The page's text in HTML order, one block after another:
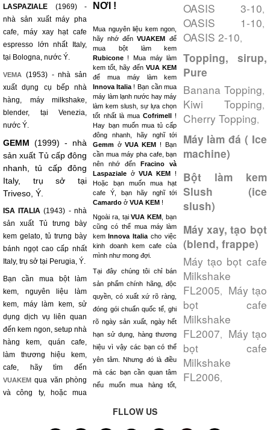
LASPAZIALE (1969) -
nhà sản xuất máy pha
cafe, máy xay hạt cafe
espresso lớn nhất Italy,
tại Bologna, nước Ý.
VEMA
(1953) - nhà sản
xuất dụng cụ bếp nhà
hàng, máy milkshake,
blender, tại Venezia,
nước Ý.
GEMM (1999) - nhà
sản xuất Tủ cấp đông
nhanh, tủ cấp đông
Italy, trụ sở tại
Triveso, Ý.
ISA ITALIA (1943) - nhà
sản xuất Tủ trưng bày
kem gelato, tủ trưng bày
bánh ngọt cao cấp nhất
Italy, trụ sở tại Perugia, Ý.
Bạn cần mua bột làm
kem, nguyên liệu làm
kem, máy làm kem, sử
dụng dịch vụ liên quan
đến kem ngon, setup nhà
hàng kem, quán cafe,
làm thương hiệu kem,
cafe, hãy tìm đến
VUAKEM qua văn phòng
và công ty, hoặc mua
NƠI !
Mua nguyên liệu kem ngon,
hãy nhớ đếnVUAKEM
để
mua bột làm kem
Rubicone ! Mua máy làm
kem tốt, hãy đếnVUA KEM
để mua máy làm kem
Innova Italia ! Bạn cần mua
máy làm lạnh nước hay máy
làm kem slush, sự lựa chọn
tốt nhất là muaCofrimell
!
Hay bạn muốn mua tủ cấp
đông nhanh, hãy nghĩ tới
Gemm ởVUA KEM
! Bạn
cần mua máy pha cafe, bạn
nên nhớ đến
Fracino và
Laspaziale ởVUA KEM
!
Hoặc bạn muốn mua hạt
cafe Ý, bạn hãy nghĩ tới
Camardo ởVUA KEM !
Ngoài ra, tạiVUA KEM
, bạn
cũng có thể mua máy làm
kem Innova Italia cho việc
kinh doanh kem cafe của
mình như mong đợi.
Tại đây chúng tôi chỉ bán
sản phẩm chính hãng, độc
quyền, có xuất xứ rõ ràng,
đóng gói chuẩn quốc tế, ghi
rõ ngày sản xuất, ngày hết
hạn sử dụng, hàng thương
hiệu vì vậy các bạn có thể
yên tâm. Nhưng đó là điều
mà các bạn cần quan tâm
nếu muốn mua hàng tốt,
OASIS 3-10,
OASIS 1-10,
OASIS 2-10,
Topping, sirup,
Pure
Banana Topping,
Kiwi Topping,
Cherry Topping,
Máy làm đá ( Ice
machine)
Bột làm kem
Slush (ice
slush)
Máy xay, tạo bọt
(blend, frappe)
Máy tạo bọt cafe
Milkshake
FL2005, Máy tạo
bọt cafe
Milkshake
FL2007, Máy tạo
bọt cafe
Milkshake
FL2006,
FLLOW US